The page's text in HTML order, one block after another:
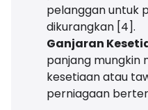
pelanggan untuk
dikurangkan [4].
Ganjaran
panjang mungkin
kesetiaan atau
perniagaan